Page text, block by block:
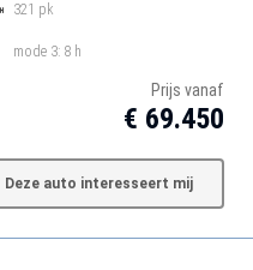
321 pk
mode 3: 8 h
Prijs vanaf
€ 69.450
Deze auto interesseert mij